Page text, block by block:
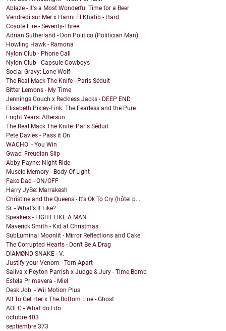
Ablaze - It's a Most Wonderful Time for a Beer
Vendredi sur Mer x Hanni El Khatib - Hard
Coyote Fire - Seventy-Three
Adrian Sutherland - Don Politico (Politician Man)
Howling Hawk - Ramona
Nylon Club - Phone Call
Nylon Club - Capsule Cowboys
Social Gravy: Lone Wolf
The Real Mack The Knife - Paris Séduit
Bitter Lemons - My Time
Jennings Couch x Reckless Jacks - DEEP END
Elisabeth Pixley-Fink: The Fearless and the Pure
Fright Years: Aftersun
The Real Mack The Knife: Paris Séduit
Pete Davies - Pass it On
WACHO! - You Win
Gwac: Freudian Slip
Abby Payne: Night Ride
Muscle Memory - Body Of Light
Fake Dad - ON/OFF
Harry JyBe: Marrakesh
Christine and the Queens - It's Ok To Cry (hôtel p...
Sr. - What's It Like?
Speakers - FIGHT LIKE A MAN
Maverick Smith - Kid at Christmas
SubLuminal Moonlit - Mirror Reflections and Cake
The Corrupted Hearts - Don't Be A Drag
DIAMØND SNAKE - V.
Justify your Venom - Torn Apart
Saliva x Peyton Parrish x Judge & Jury - Time Bomb
Estela Primavera - Miel
Desk Job. - Wii Motion Plus
All To Get Her x The Bottom Line - Ghost
AOEC - What do I do
octubre 403
septiembre 373